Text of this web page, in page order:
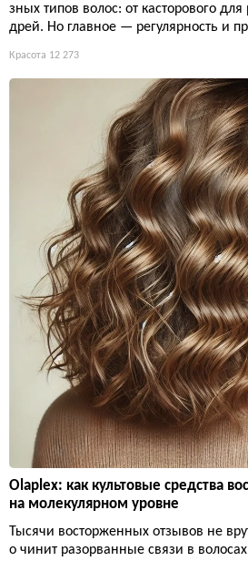
зных типов волос: от касторового
дрей. Но главное — регулярность и
Красота 12 273
Olaplex: как культовые средства
на молекулярном уровне
Тысячи восторженных отзывов не
о чинит разорванные связи в